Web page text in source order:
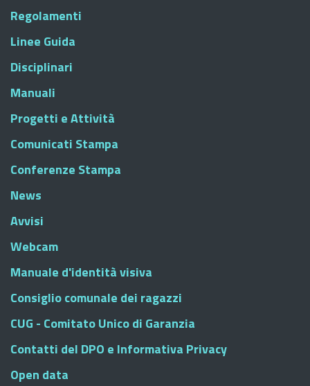
Regolamenti
Linee Guida
Disciplinari
Manuali
Progetti e Attività
Comunicati Stampa
Conferenze Stampa
News
Avvisi
Webcam
Manuale d'identità visiva
Consiglio comunale dei ragazzi
CUG - Comitato Unico di Garanzia
Contatti del DPO e Informativa Privacy
Open data